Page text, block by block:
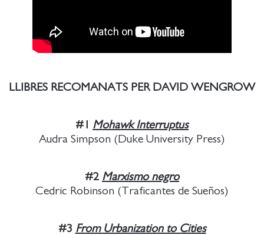
LLIBRES RECOMANATS PER DAVID WENGROW
#1
Mohawk Interruptus
Audra Simpson (Duke University Press)
#2 Marxismo negro
Cedric Robinson (Traficantes de Sueños)
#3 From Urbanization to Cities